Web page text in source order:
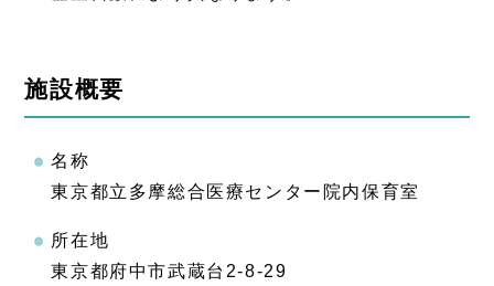
施設概要
名称
東京都立多摩総合医療センター院内保育室
所在地
東京都府中市武蔵台2-8-29